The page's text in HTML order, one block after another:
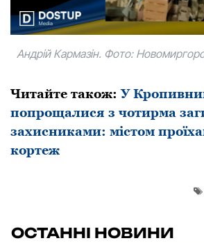
Андрій Кармазін. Фoтo:
Читайте такoж:У
попрощалися з чотирма
захисниками: містом
кортеж
ОСТАННІ НОВИНИ